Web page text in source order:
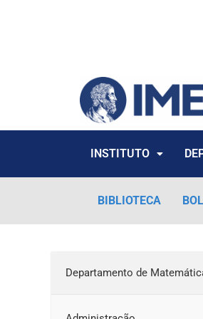
INSTITUTO
BIBLIOTECA
Departamento de